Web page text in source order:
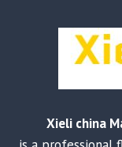
Xieli china